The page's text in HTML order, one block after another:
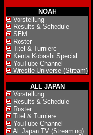
NOAH
Vorstellung
Results & Schedule
SEM
Roster
Titel & Turniere
Kenta Kobashi Special
YouTube Channel
Wrestle Universe (Stream)
ALL JAPAN
Vorstellung
Results & Schedule
Roster
Titel & Turniere
YouTube Channel
All Japan TV (Streaming)